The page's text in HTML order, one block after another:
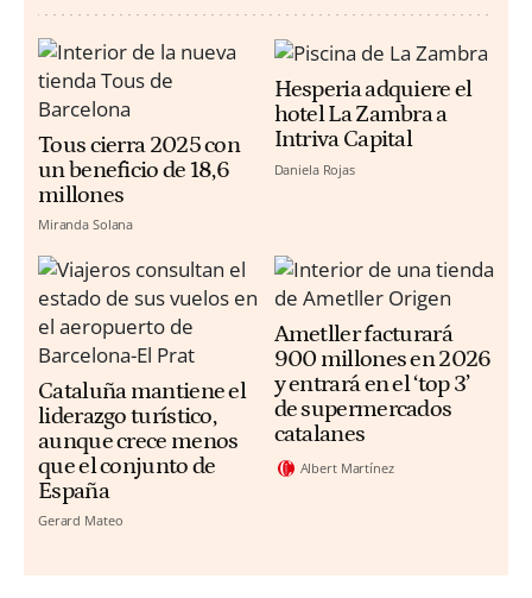
Tous cierra 2025 con
un beneficio de 18,6
millones
Miranda Solana
Hesperia adquiere el
hotel La Zambra a
Intriva Capital
Daniela Rojas
Cataluña mantiene el
liderazgo turístico,
aunque crece menos
que el conjunto de
España
Gerard Mateo
Ametller facturará
900 millones en 2026
y entrará en el ‘top 3’
de supermercados
catalanes
Albert Martínez